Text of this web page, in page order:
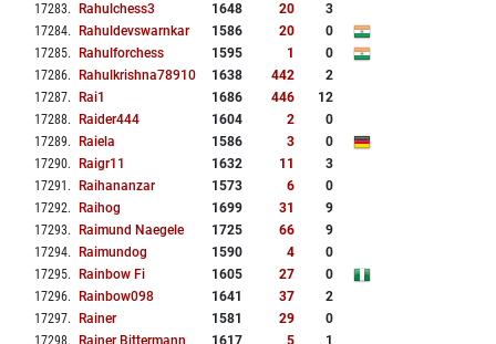
17283. Rahulchess3 1648 20
3
17284. Rahuldevswarnkar 1586 20
0
17285. Rahulforchess 1595 1
0
17286. Rahulkrishna78910 1638 442
2
17287. Rai1 1686 446
12
17288. Raider444 1604 2
0
17289. Raiela 1586 3
0
17290. Raigr11 1632 11
3
17291 . Raihananzar 1573 6
0
17292. Raihog 1699 31
9
17293. Raimund Naegele 1725 66
9
17294. Raimundog 1590 4
0
17295. Rainbow Fi 1605 27
0
17296. Rainbow098 1641 37
2
17297. Rainer 1581 29
0